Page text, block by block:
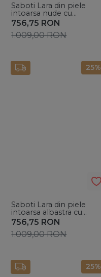
Saboti Lara din piele
intoarsa nude cu
accesoriu auriu
756,75 RON
1.009,00RON
25%
Saboti Lara din piele
intoarsa albastra cu
accesoriu argintiu
756,75 RON
1.009,00RON
25%